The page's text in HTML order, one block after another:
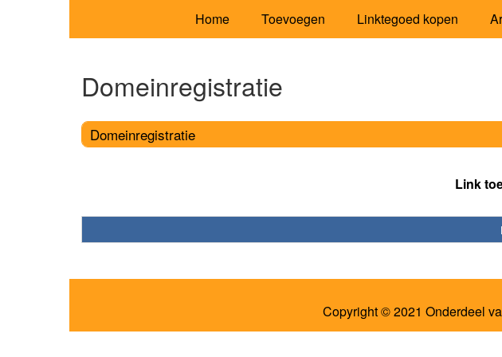
Home Toevoegen Linktegoed kopen
Domeinregistratie
Domeinregistratie
Link
Copyright © 2021 Onderdeel